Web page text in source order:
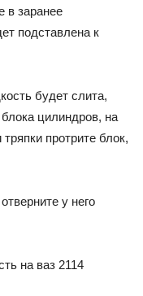
в заранее
подставлена к
будет слита,
блока цилиндров, на
протрите блок,
у него